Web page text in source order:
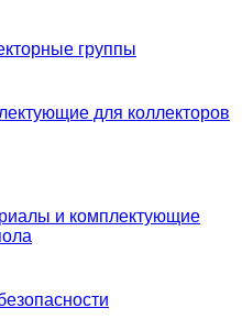
группы
для коллекторов
и комплектующие